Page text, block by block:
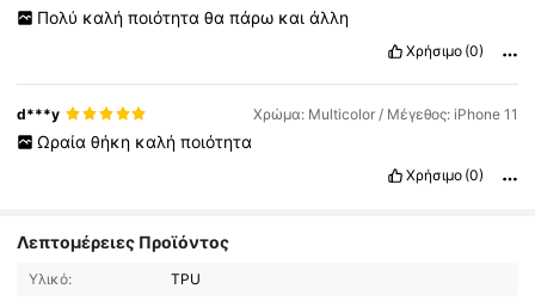
Πολύ καλή ποιότητα θα πάρω και άλλη
Χρήσιμο (0)
d***y Χρώμα: Multicolor / Μέγεθος: iPhone 11
Ωραία θήκη καλή ποιότητα
Χρήσιμο (0)
Λεπτομέρειες Προϊόντος
Υλικό: TPU